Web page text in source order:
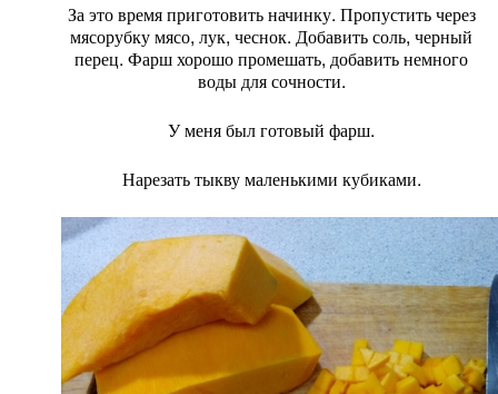
За это время приготовить начинку. Пропустить через
мясорубку мясо, лук, чеснок. Добавить соль, черный
перец. Фарш хорошо промешать, добавить немного
воды для сочности.
У меня был готовый фарш.
Нарезать тыкву маленькими кубиками.